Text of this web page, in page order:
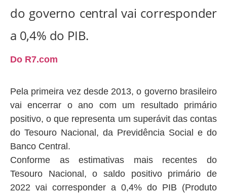
do governo central vai corresponder
a 0,4% do PIB.
Do R7.com
Pela primeira vez desde 2013, o governo brasileiro
vai encerrar o ano com um resultado primário
positivo, o que representa um superávit das contas
do Tesouro Nacional, da Previdência Social e do
Banco Central.
Conforme as estimativas mais recentes do
Tesouro Nacional, o saldo positivo primário de
2022 vai corresponder a 0,4% do PIB (Produto